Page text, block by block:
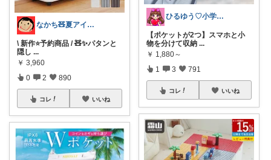
なかち🧸夏アイテム＆便利グッズ✨
\ 新作⭐️予約商品 / 🧸✨パタンと
隠し ...
￥ 3,960
0 2 890
コレ いいね
ひるゆう♡小学生2児ママ
【ポケットが2つ】スマホと小
物を分けて収納 ...
￥ 1,880～
1 3 791
コレ いいね